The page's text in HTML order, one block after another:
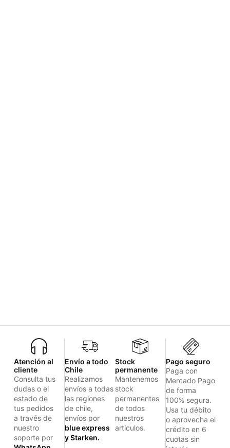
Atención al
cliente
Consulta tus
dudas o el
estado de
tus pedidos
a través de
nuestro
soporte por
Envío a todo
Chile
Realizamos
envíos a todas
las regiones
de chile,
envíos por
blue express
y Starken.
Stock
permanente
Mantenemos
stock
permanentes
de todos
nuestros
articulos.
Pago seguro
Paga con
Mercado Pago
de forma
100% segura.
Usa tu débito
o aprovecha el
crédito en 6
cuotas sin